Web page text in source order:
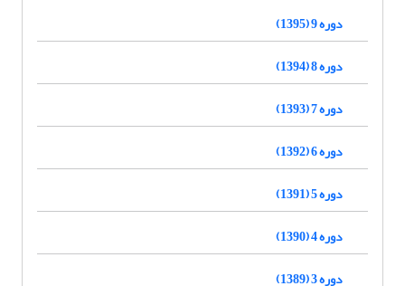
دوره 9 (1395)
دوره 8 (1394)
دوره 7 (1393)
دوره 6 (1392)
دوره 5 (1391)
دوره 4 (1390)
دوره 3 (1389)